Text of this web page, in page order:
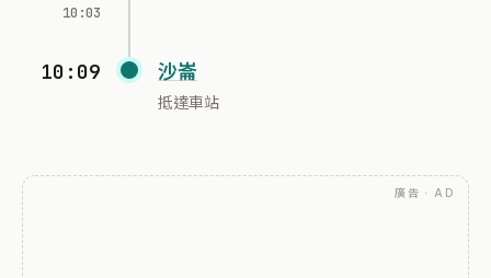
10:03
10:09 沙崙
抵達車站
廣告 · AD